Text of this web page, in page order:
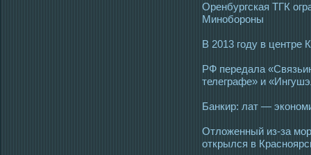
Оренбургская ТГК
Минобороны
В 2013 году в центре
РФ передала
телеграфе» и
Банкир: лат —
Отложенный из-за
открылся в